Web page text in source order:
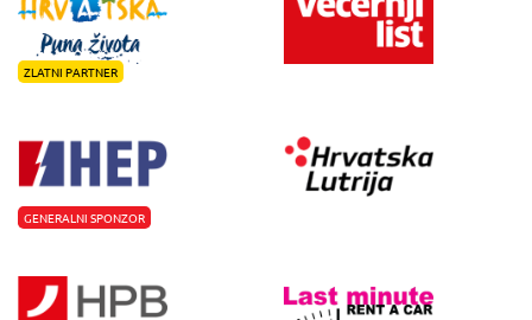
ZLATNI PARTNER
GENERALNI SPONZOR